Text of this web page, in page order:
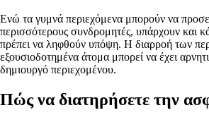
Ενώ τα γυμνά περιεχόμενα μπορούν να
περισσότερους συνδρομητές, υπάρχουν και
πρέπει να ληφθούν υπόψη. Η διαρροή των
εξουσιοδοτημένα άτομα μπορεί να έχει
δημιουργό περιεχομένου.
Πώς να διατηρήσετε την